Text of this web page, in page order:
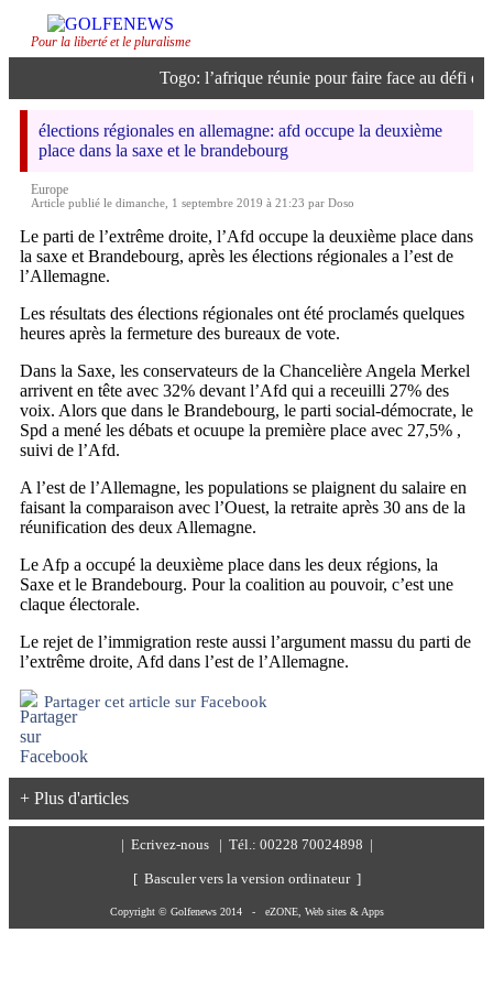
Pour la liberté et le pluralisme
Togo: l’afrique réunie pour faire face au défi
élections régionales en allemagne: afd occupe la deuxième
place dans la saxe et le brandebourg
Europe
Article publié le dimanche, 1 septembre 2019 à 21:23 par Doso
Le parti de l’extrême droite, l’Afd occupe la deuxième place dans
la saxe et Brandebourg, après les élections régionales a l’est de
l’Allemagne.
Les résultats des élections régionales ont été proclamés quelques
heures après la fermeture des bureaux de vote.
Dans la Saxe, les conservateurs de la Chancelière Angela Merkel
arrivent en tête avec 32% devant l’Afd qui a receuilli 27% des
voix. Alors que dans le Brandebourg, le parti social-démocrate, le
Spd a mené les débats et ocuupe la première place avec 27,5% ,
suivi de l’Afd.
A l’est de l’Allemagne, les populations se plaignent du salaire en
faisant la comparaison avec l’Ouest, la retraite après 30 ans de la
réunification des deux Allemagne.
Le Afp a occupé la deuxième place dans les deux régions, la
Saxe et le Brandebourg. Pour la coalition au pouvoir, c’est une
claque électorale.
Le rejet de l’immigration reste aussi l’argument massu du parti de
l’extrême droite, Afd dans l’est de l’Allemagne.
Partager cet article sur Facebook
+ Plus d'articles
Ecrivez-nous | Tél.: 00228 70024898 |
[ Basculer vers la version ordinateur ]
Copyright © Golfenews 2014 - eZONE, Web sites & Apps